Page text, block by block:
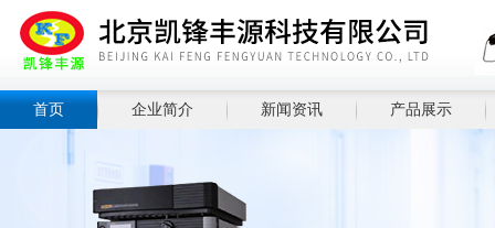
首页 企业简介 新闻资讯 产品展示